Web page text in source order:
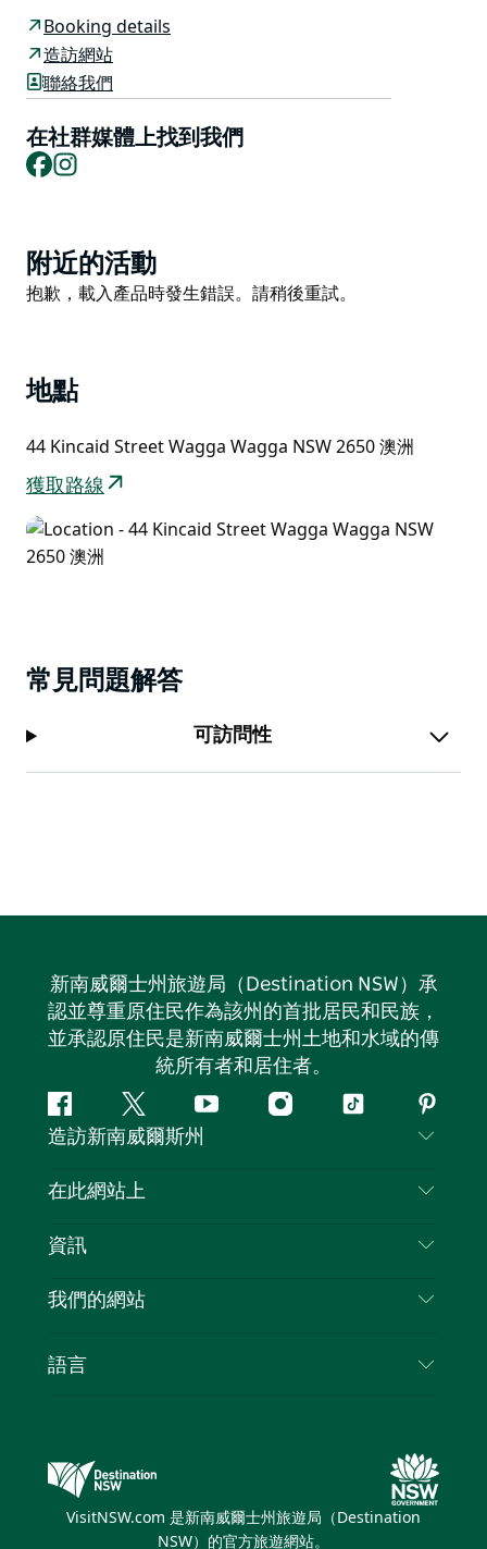
豪華、客製化、設備齊全的公寓式飯店住宿，位於中央商
務區的中心，如家一般。
Houston酒店為客人提供免費輕便早餐和無線網路連
享受休士頓沃加酒店美麗的環境。
Booking details
造訪網站
聯絡我們
在社群媒體上找到我們
Facebook
Product
List
附近的活動
Product
抱歉，載入產品時發生錯誤。請稍後重試。
地點
44 Kincaid Street Wagga Wagga NSW 2650 澳洲
獲取路線
常見問題解答
可訪問性
新南威爾士州旅遊局（Destination NSW）承
認並尊重原住民作為該州的首批居民和民族，
並承認原住民是新南威爾士州土地和水域的傳
統所有者和居住者。
Facebook嘰
嘰
喳
Youtube Instagram
抖
造訪新南威爾斯州
聯絡我們
隱私
Cookie 通知
在此網站上
目的地
新南威爾斯州公路旅行
活動
資訊
旅行資訊
新南威爾斯的商業
我們的網站
新南威爾士州旅遊局（Destination NSW）媒體中
語言
VisitNSW.com 是新南威爾士州旅遊局（Destination
NSW）的官方旅遊網站。